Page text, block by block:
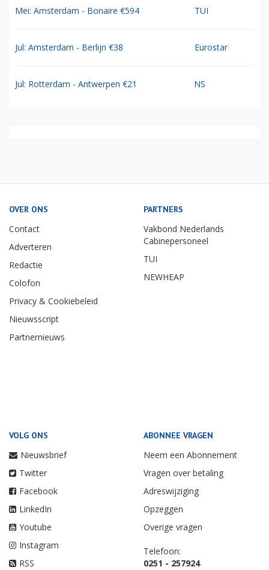
Mei: Amsterdam - Bonaire €594 TUI
Jul: Amsterdam - Berlijn €38 Eurostar
Jul: Rotterdam - Antwerpen €21 NS
OVER ONS
Contact
Adverteren
Redactie
Colofon
Privacy & Cookiebeleid
Nieuwsscript
Partnernieuws
PARTNERS
Vakbond Nederlands
Cabinepersoneel
TUI
NEWHEAP
VOLG ONS
Nieuwsbrief
Twitter
Facebook
LinkedIn
Youtube
Instagram
RSS
ABONNEE VRAGEN
Neem een Abonnement
Vragen over betaling
Adreswijziging
Opzeggen
Overige vragen
Telefoon:
0251 - 257924